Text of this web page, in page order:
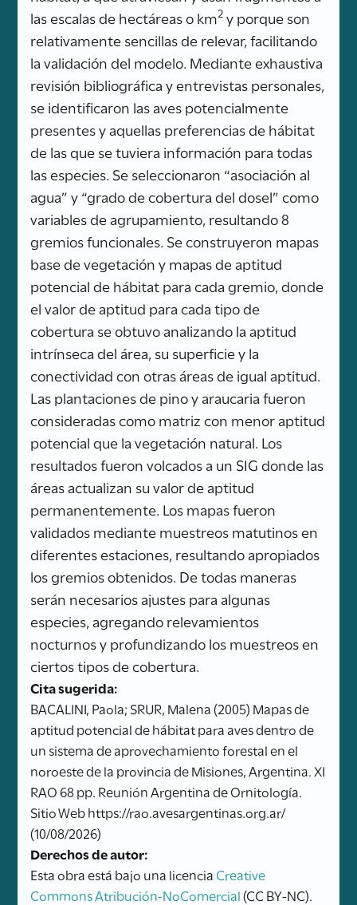
las escalas de hectáreas o km2 y porque son
relativamente sencillas de relevar, facilitando
la validación del modelo. Mediante exhaustiva
revisión bibliográfica y entrevistas personales,
se identificaron las aves potencialmente
presentes y aquellas preferencias de hábitat
de las que se tuviera información para todas
las especies. Se seleccionaron “asociación al
agua” y “grado de cobertura del dosel” como
variables de agrupamiento, resultando 8
gremios funcionales. Se construyeron mapas
base de vegetación y mapas de aptitud
potencial de hábitat para cada gremio, donde
el valor de aptitud para cada tipo de
cobertura se obtuvo analizando la aptitud
intrínseca del área, su superficie y la
conectividad con otras áreas de igual aptitud.
Las plantaciones de pino y araucaria fueron
consideradas como matriz con menor aptitud
potencial que la vegetación natural. Los
resultados fueron volcados a un SIG donde las
áreas actualizan su valor de aptitud
permanentemente. Los mapas fueron
validados mediante muestreos matutinos en
diferentes estaciones, resultando apropiados
los gremios obtenidos. De todas maneras
serán necesarios ajustes para algunas
especies, agregando relevamientos
nocturnos y profundizando los muestreos en
ciertos tipos de cobertura.
Cita sugerida:
BACALINI, Paola; SRUR, Malena (2005) Mapas de
aptitud potencial de hábitat para aves dentro de
un sistema de aprovechamiento forestal en el
noroeste de la provincia de Misiones, Argentina. XI
RAO 68 pp. Reunión Argentina de Ornitología.
Sitio Web https://rao.avesargentinas.org.ar/
(10/08/2026)
Derechos de autor:
Esta obra está bajo una licencia Creative
Commons Atribución-NoComercial(CC BY-NC).